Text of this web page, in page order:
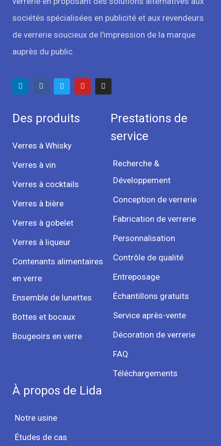
sociétés spécialisées en publicité et aux revendeurs
de verrerie soucieux de l'impression de la marque
auprès du public.
Des produits
Verres à Whisky
Verres à vin
Verres à cocktails
Verres à bière
Verres à gobelet
Verres à liqueur
Contenants alimentaires
en verre
Ensemble de lunettes
Bottes et bocaux
Bougeoirs en verre
Prestations de
service
Recherche &
Développement
Conception de verrerie
Fabrication de verrerie
Personnalisation
Contrôle de qualité
Entreposage
Échantillons gratuits
Service après-vente
Décoration de verrerie
FAQ
Téléchargements
À propos de Lida
Notre usine
Études de cas